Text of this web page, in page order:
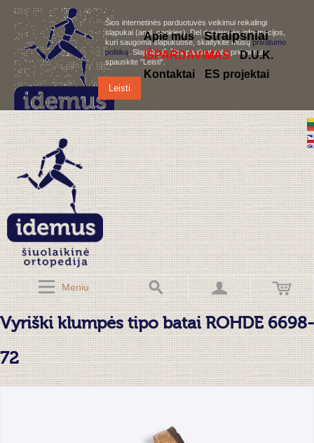
Šios internetinės parduotuvės veikimui reikalingi
slapukai (angl. cookies). Dėl detalesnės informacijos,
kuri saugoma slapukuose, skaitykite mūsųprivatumo
politiką . Slapukų iš šios parduotuvės priėmimui,
spauskite "Leisti".
Leisti
Meniu
Apie mus Straipsniai
IŠPARDAVIMAS
D.U.K.
Kontaktai
ES projektai
Vyriški klumpės tipo batai ROHDE 6698-
72